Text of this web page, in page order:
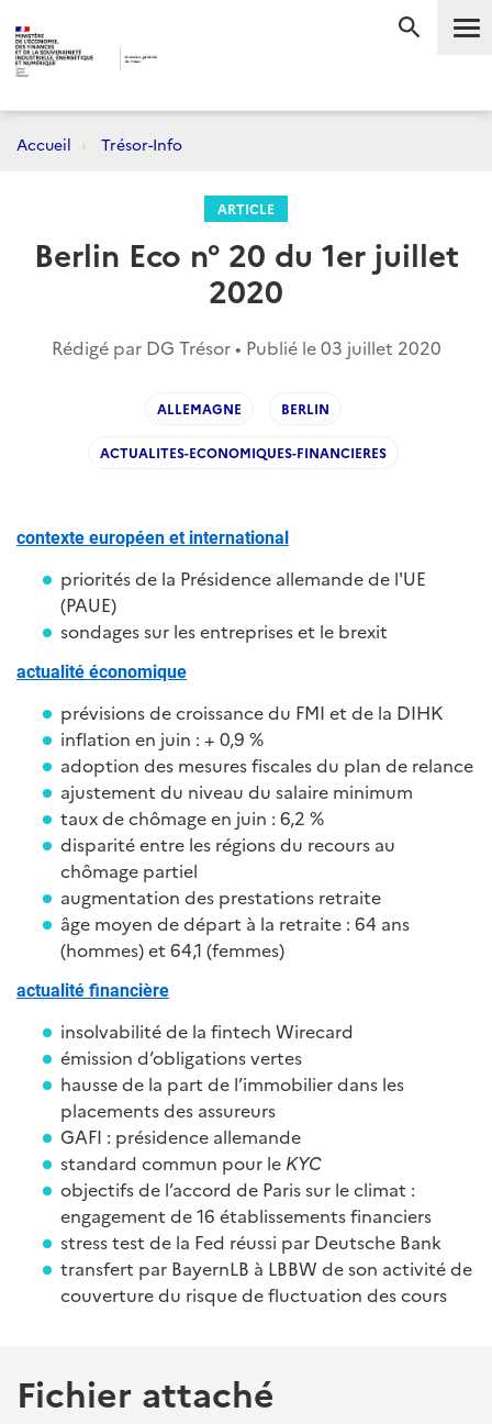
Accueil Trésor-Info
ARTICLE
Berlin Eco n° 20 du 1er juillet
2020
Rédigé par DG Trésor • Publié le03 juillet 2020
ALLEMAGNE BERLIN
ACTUALITES-ECONOMIQUES-FINANCIERES
contexte européen et international
priorités de la Présidence allemande de l'UE
(PAUE)
sondages sur les entreprises et le brexit
actualité économique
prévisions de croissance du FMI et de la DIHK
inflation en juin : + 0,9 %
adoption des mesures fiscales du plan de relance
ajustement du niveau du salaire minimum
taux de chômage en juin : 6,2 %
disparité entre les régions du recours au
chômage partiel
augmentation des prestations retraite
âge moyen de départ à la retraite : 64 ans
(hommes) et 64,1 (femmes)
actualité financière
insolvabilité de la fintech Wirecard
émission d’obligations vertes
hausse de la part de l’immobilier dans les
placements des assureurs
GAFI : présidence allemande
standard commun pour le KYC
objectifs de l’accord de Paris sur le climat :
engagement de 16 établissements financiers
stress test de la Fed réussi par Deutsche Bank
transfert par BayernLB à LBBW de son activité de
couverture du risque de fluctuation des cours
Fichier attaché